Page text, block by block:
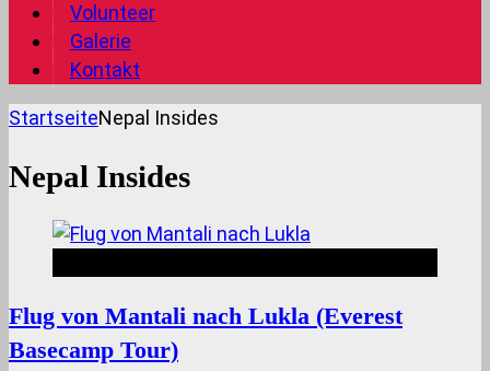
Volunteer
Galerie
Kontakt
StartseiteNepal Insides
Nepal Insides
Flug von Mantali nach Lukla (Everest
Basecamp Tour)